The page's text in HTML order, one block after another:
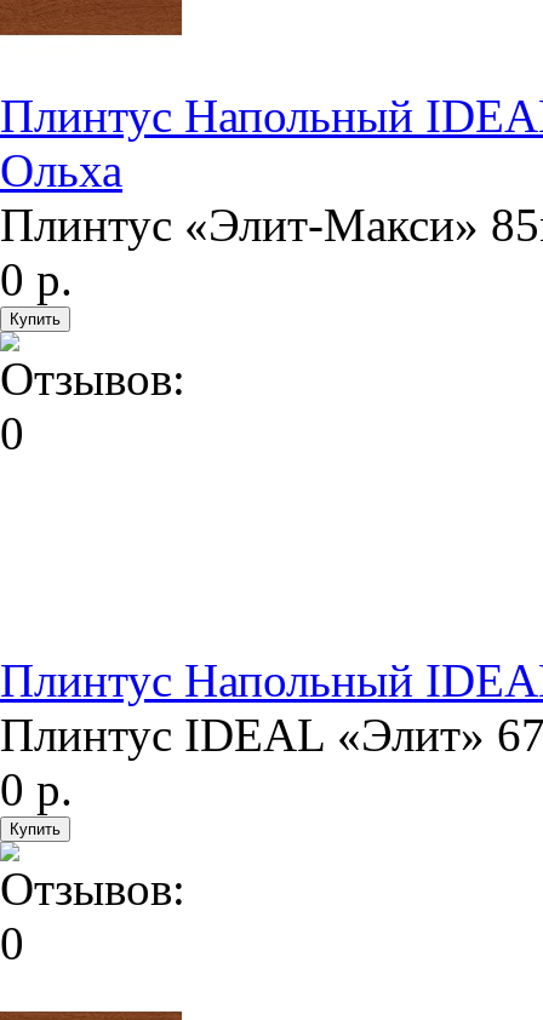
Плинтус Напольный
Ольха
Плинтус «Элит-Макси»
0 р.
Плинтус Напольный
Плинтус IDEAL «Элит»
0 р.